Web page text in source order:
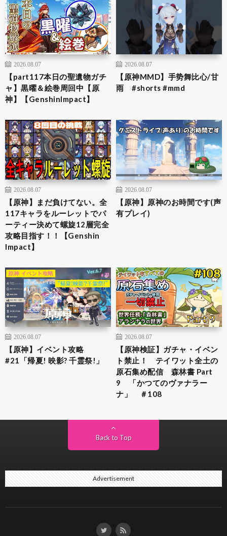
2026.08.07
【part117本日の聖遺物ガチ
ャ】黒曜＆絵巻周回中【原
神】【GenshinImpact】
2026.08.07
【原神MMD】手势舞比心/甘
雨 #shorts #mmd
2026.08.07
【原神】まだ負けてない。全
117キャラをルーレットでパ
ーティー決めて螺旋12層完全
攻略目指す！！【Genshin
Impact】
2026.08.07
【原神】原神のお時間です(声
有プレイ)
2026.08.07
【原神】イベント攻略
#21「帰夏! 映影? 千霊祭!」
2026.08.07
【原神検証】ガチャ・イベン
ト禁止！ テイワット全土の
原石集め配信 森林書 Part
9 「かつてのヴァナラー
ナ」 ＃108
Back to Top
Advertisement